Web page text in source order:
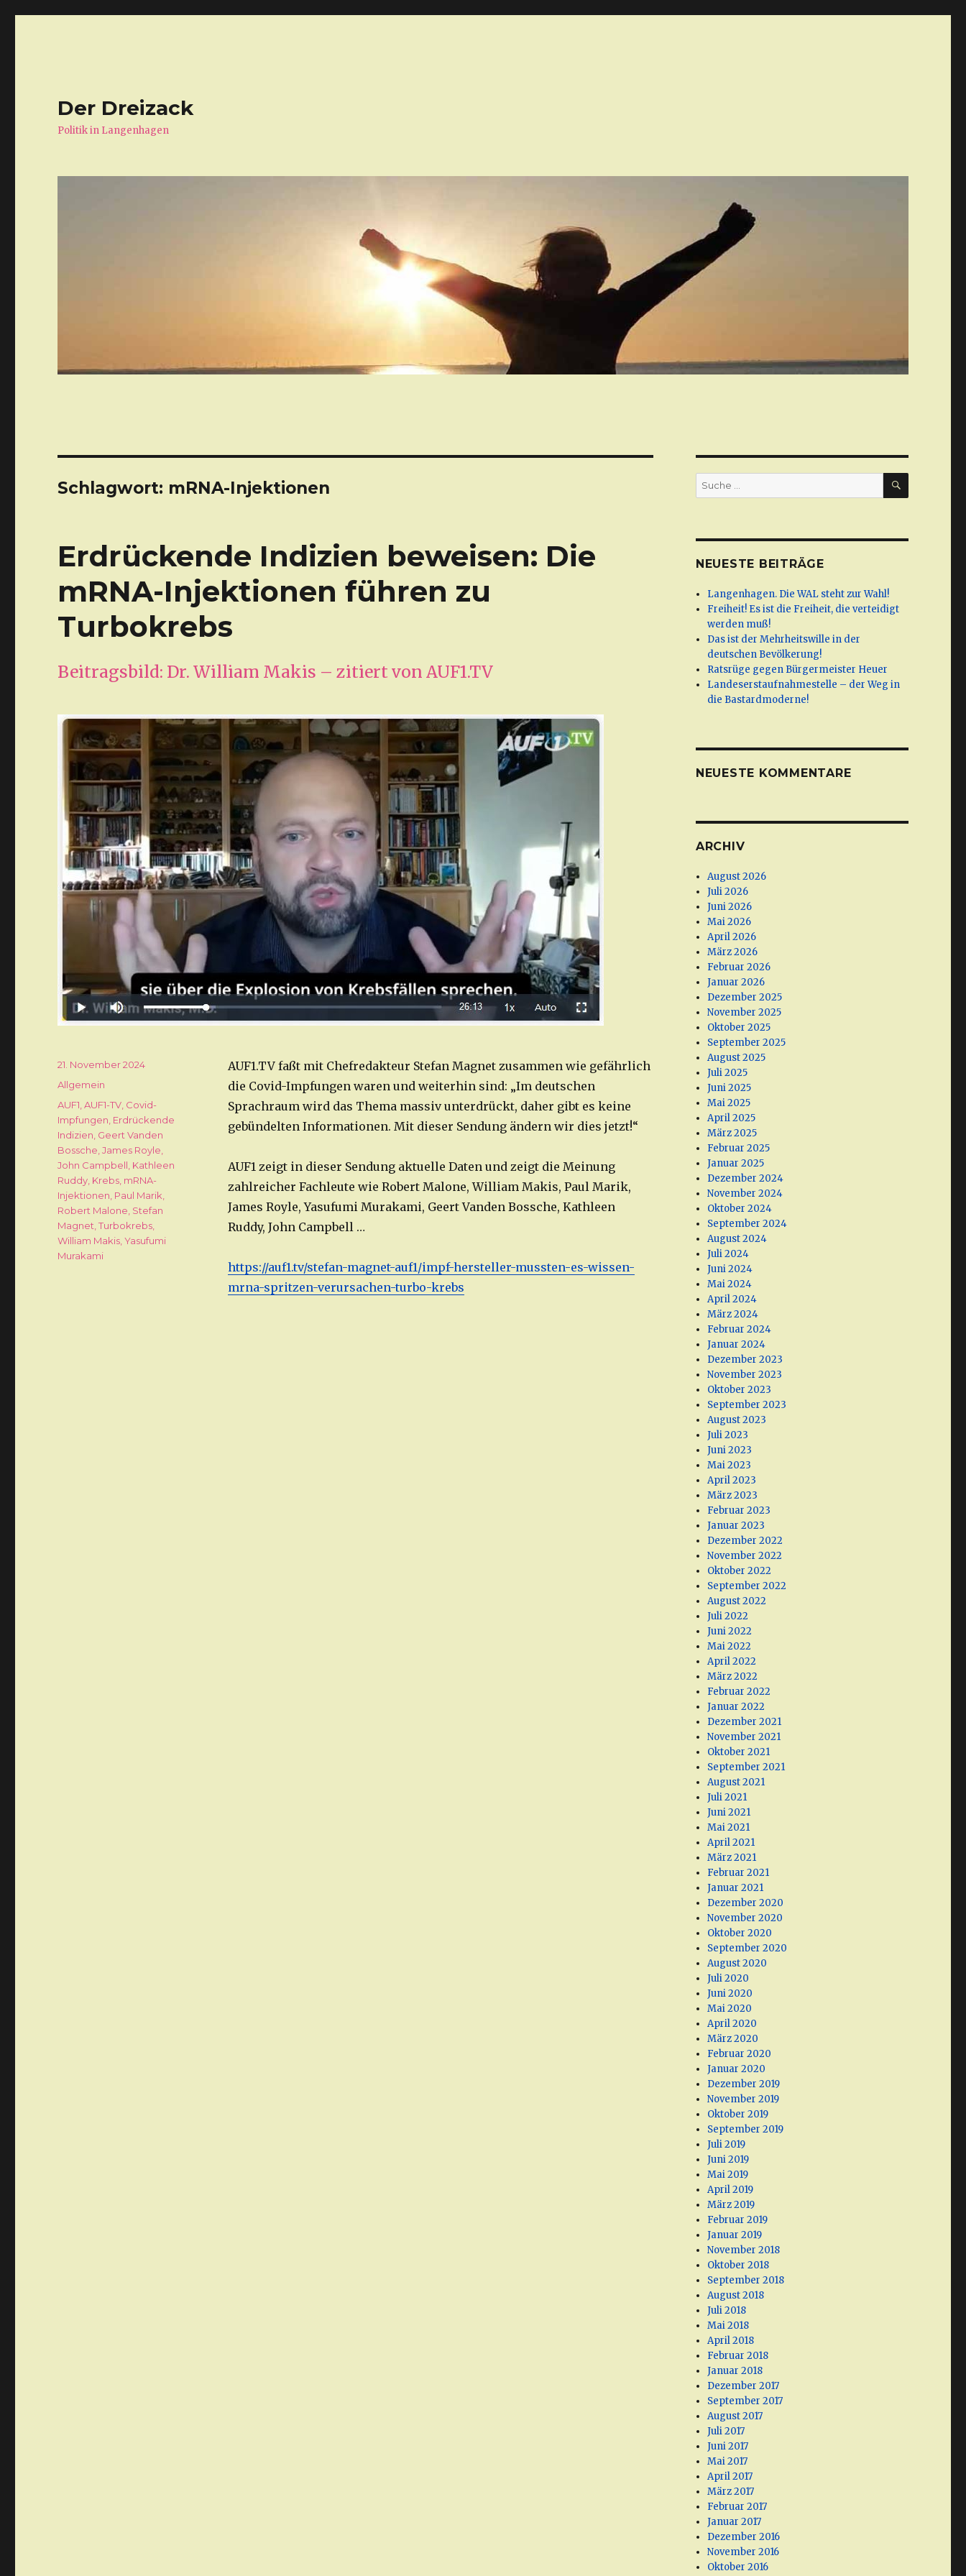
Der Dreizack
Politik in Langenhagen
Schlagwort: mRNA-Injektionen
Erdrückende Indizien beweisen: Die
mRNA-Injektionen führen zu
Turbokrebs
Beitragsbild: Dr. William Makis – zitiert von AUF1.TV
AUF1.TV faßt mit Chefredakteur Stefan Magnet zusammen wie gefährlich
die Covid-Impfungen waren und weiterhin sind: „Im deutschen
Sprachraum wird das Thema massiv unterdrückt, daher gibt es keine
gebündelten Informationen. Mit dieser Sendung ändern wir dies jetzt!“
AUF1 zeigt in dieser Sendung aktuelle Daten und zeigt die Meinung
zahlreicher Fachleute wie Robert Malone, William Makis, Paul Marik,
James Royle, Yasufumi Murakami, Geert Vanden Bossche, Kathleen
Ruddy, John Campbell …
https://auf1.tv/stefan-magnet-auf1/impf-hersteller-mussten-es-wissen-
mrna-spritzen-verursachen-turbo-krebs
Veröffentlicht
am
21. November 2024
Kategorien
Allgemein
Schlagwörter
AUF1 ,AUF1-TV Covid-
Impfungen Erdrückende
Indizien Geert Vanden
Bossche ,James Royle
John Campbell Kathleen
Ruddy Krebs mRNA-
Injektionen Paul Marik
Robert Malone Stefan
Magnet ,Turbokrebs
William Makis ,Yasufumi
Murakami
Suche
nach:
SUCHE
NEUESTE BEITRÄGE
Langenhagen. Die WAL steht zur Wahl!
Freiheit! Es ist die Freiheit, die verteidigt
werden muß!
Das ist der Mehrheitswille in der
deutschen Bevölkerung!
Ratsrüge gegen Bürgermeister Heuer
Landeserstaufnahmestelle – der Weg in
die Bastardmoderne!
NEUESTE KOMMENTARE
ARCHIV
August 2026
Juli 2026
Juni 2026
Mai 2026
April 2026
März 2026
Februar 2026
Januar 2026
Dezember 2025
November 2025
Oktober 2025
September 2025
August 2025
Juli 2025
Juni 2025
Mai 2025
April 2025
März 2025
Februar 2025
Januar 2025
Dezember 2024
November 2024
Oktober 2024
September 2024
August 2024
Juli 2024
Juni 2024
Mai 2024
April 2024
März 2024
Februar 2024
Januar 2024
Dezember 2023
November 2023
Oktober 2023
September 2023
August 2023
Juli 2023
Juni 2023
Mai 2023
April 2023
März 2023
Februar 2023
Januar 2023
Dezember 2022
November 2022
Oktober 2022
September 2022
August 2022
Juli 2022
Juni 2022
Mai 2022
April 2022
März 2022
Februar 2022
Januar 2022
Dezember 2021
November 2021
Oktober 2021
September 2021
August 2021
Juli 2021
Juni 2021
Mai 2021
April 2021
März 2021
Februar 2021
Januar 2021
Dezember 2020
November 2020
Oktober 2020
September 2020
August 2020
Juli 2020
Juni 2020
Mai 2020
April 2020
März 2020
Februar 2020
Januar 2020
Dezember 2019
November 2019
Oktober 2019
September 2019
Juli 2019
Juni 2019
Mai 2019
April 2019
März 2019
Februar 2019
Januar 2019
November 2018
Oktober 2018
September 2018
August 2018
Juli 2018
Mai 2018
April 2018
Februar 2018
Januar 2018
Dezember 2017
September 2017
August 2017
Juli 2017
Juni 2017
Mai 2017
April 2017
März 2017
Februar 2017
Januar 2017
Dezember 2016
November 2016
Oktober 2016